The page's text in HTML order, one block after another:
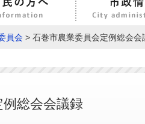
員会 > 石巻市農業委員会定例総会会
総会会議録